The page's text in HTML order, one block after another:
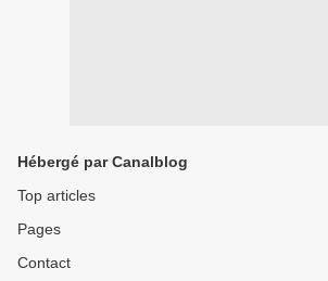
Hébergé par Canalblog
Top articles
Pages
Contact